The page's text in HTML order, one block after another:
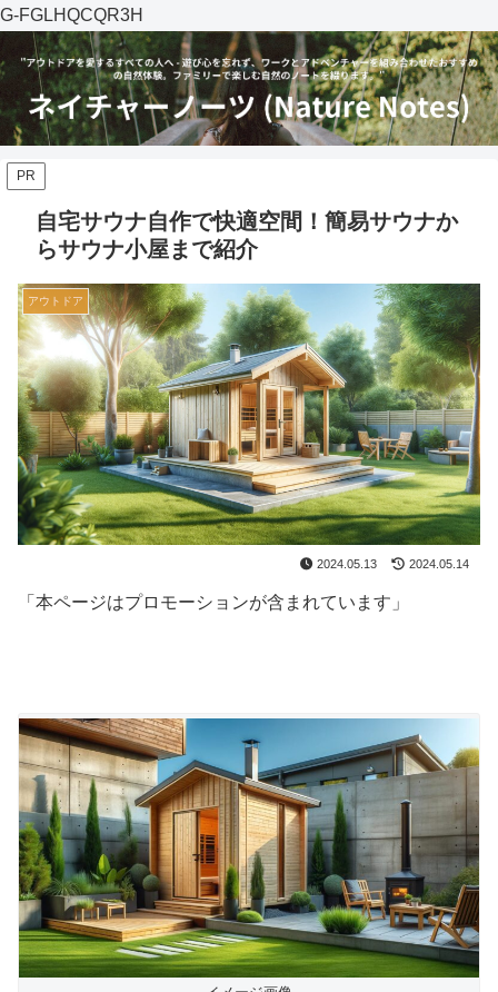
G-FGLHQCQR3H
PR
自宅サウナ自作で快適空間！簡易サウナか
らサウナ小屋まで紹介
アウトドア
2024.05.13 2024.05.14
「本ページはプロモーションが含まれています」